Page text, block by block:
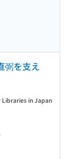
弼を支え
Libraries in Japan